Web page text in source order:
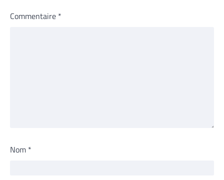
Commentaire *
Nom *